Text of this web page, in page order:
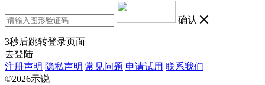
确认
3秒后跳转登录页面
去登陆
注册声明 隐私声明 常见问题 申请试用 联系我们
©2026示说